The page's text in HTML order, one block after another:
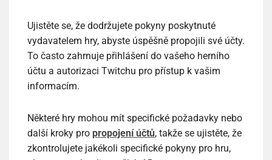
Ujistěte se, že dodržujete pokyny poskytnuté
vydavatelem hry, abyste úspěšně propojili své účty.
To často zahrnuje přihlášení do vašeho herního
účtu a autorizaci Twitchu pro přístup k vašim
informacím.
Některé hry mohou mít specifické požadavky nebo
další kroky pro propojení účtů, takže se ujistěte, že
zkontrolujete jakékoli specifické pokyny pro hru,